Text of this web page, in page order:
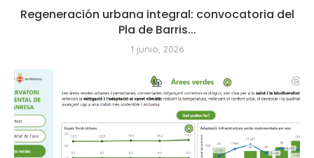
Regeneración urbana integral: convocatoria del
Pla de Barris...
1 junio, 2026